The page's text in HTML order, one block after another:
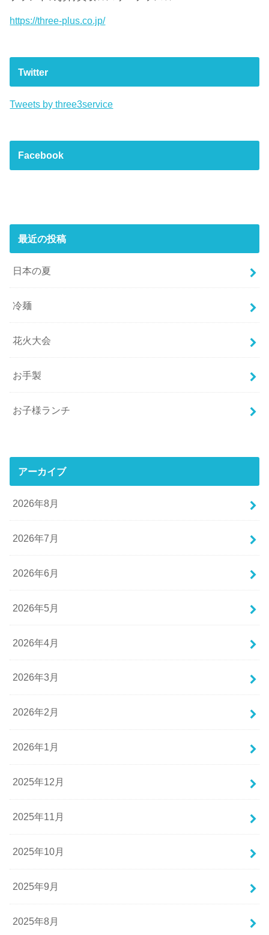
https://three-plus.co.jp/
Twitter
Tweets by three3service
Facebook
最近の投稿
日本の夏
冷麺
花火大会
お手製
お子様ランチ
アーカイブ
2026年8月
2026年7月
2026年6月
2026年5月
2026年4月
2026年3月
2026年2月
2026年1月
2025年12月
2025年11月
2025年10月
2025年9月
2025年8月